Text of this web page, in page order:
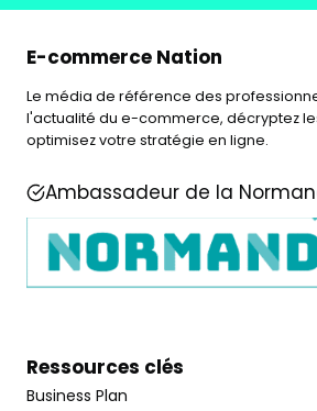
E-commerce Nation
Le média de référence des
l'actualité du e-commerce, décryptez
optimisez votre stratégie en ligne.
Ambassadeur de la
Ressources clés
Business Plan